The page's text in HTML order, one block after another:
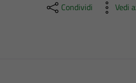
Condividi Vedi